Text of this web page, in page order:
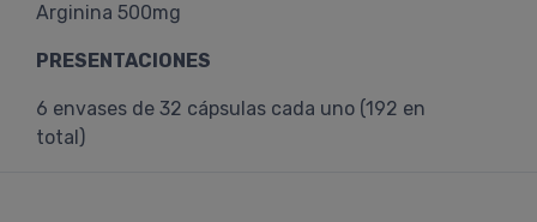
Arginina 500mg
PRESENTACIONES
6 envases de 32 cápsulas cada uno (192 en
total)